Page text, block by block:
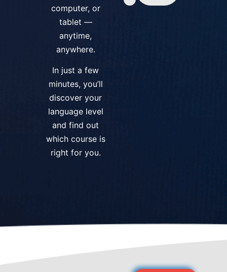
computer, or
tablet —
anytime,
anywhere.
In just a few
minutes, you’ll
discover your
language level
and find out
which course is
right for you.